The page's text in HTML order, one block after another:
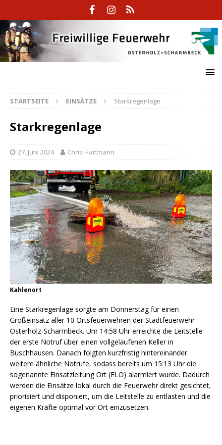
STARTSEITE EINSÄTZE Starkregenlage
Starkregenlage
27. Juni 2024 Chris Hartmann
Kahlenort
Eine Starkregenlage sorgte am Donnerstag für einen
Großeinsatz aller 10 Ortsfeuerwehren der Stadtfeuerwehr
Osterholz-Scharmbeck. Um 14:58 Uhr erreichte die Leitstelle
der erste Notruf über einen vollgelaufenen Keller in
Buschhausen. Danach folgten kurzfristig hintereinander
weitere ähnliche Notrufe, sodass bereits um 15:13 Uhr die
sogenannte Einsatzleitung Ort (ELO) alarmiert wurde. Dadurch
werden die Einsätze lokal durch die Feuerwehr direkt gesichtet,
priorisiert und disponiert, um die Leitstelle zu entlasten und die
eigenen Kräfte optimal vor Ort einzusetzen.